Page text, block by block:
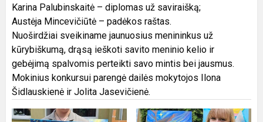
Karina Palubinskaitė – diplomas už saviraišką;
Austėja Mincevičiūtė – padėkos raštas.
Nuoširdžiai sveikiname jaunuosius menininkus už
kūrybiškumą, drąsą ieškoti savito meninio kelio ir
gebėjimą spalvomis perteikti savo mintis bei jausmus.
Mokinius konkursui parengė dailės mokytojos Ilona
Šidlauskienė ir Jolita Jasevičienė.